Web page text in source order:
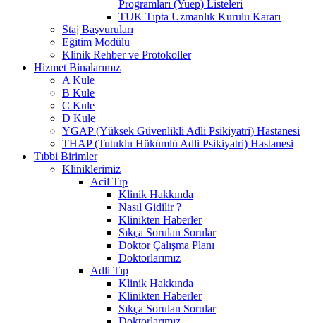
Programları (Yuep) Listeleri
TUK Tıpta Uzmanlık Kurulu Kararı
Staj Başvuruları
Eğitim Modülü
Klinik Rehber ve Protokoller
Hizmet Binalarımız
A Kule
B Kule
C Kule
D Kule
YGAP (Yüksek Güvenlikli Adli Psikiyatri) Hastanesi
THAP (Tutuklu Hükümlü Adli Psikiyatri) Hastanesi
Tıbbi Birimler
Kliniklerimiz
Acil Tıp
Klinik Hakkında
Nasıl Gidilir ?
Klinikten Haberler
Sıkça Sorulan Sorular
Doktor Çalışma Planı
Doktorlarımız
Adli Tıp
Klinik Hakkında
Klinikten Haberler
Sıkça Sorulan Sorular